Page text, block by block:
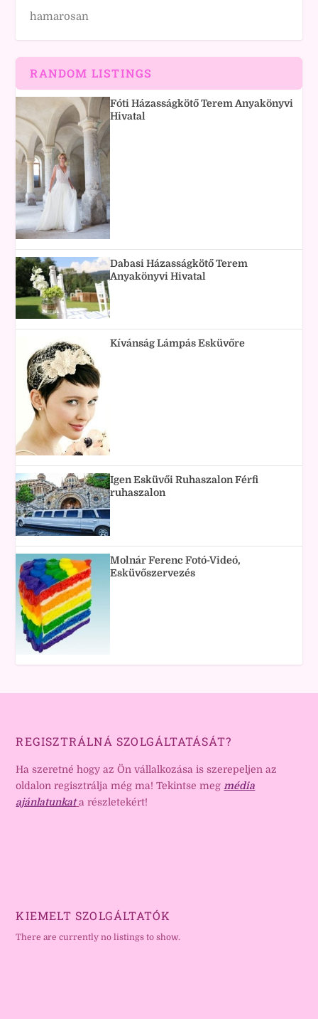
hamarosan
RANDOM LISTINGS
Fóti Házasságkötő Terem Anyakönyvi
Hivatal
Dabasi Házasságkötő Terem
Anyakönyvi Hivatal
Kívánság Lámpás Esküvőre
Igen Esküvői Ruhaszalon Férfi
ruhaszalon
Molnár Ferenc Fotó-Videó,
Esküvőszervezés
REGISZTRÁLNÁ SZOLGÁLTATÁSÁT?
Ha szeretné hogy az Ön vállalkozása is szerepeljen az
oldalon regisztrálja még ma! Tekintse megmédia
ajánlatunkat a részletekért!
KIEMELT SZOLGÁLTATÓK
There are currently no listings to show.